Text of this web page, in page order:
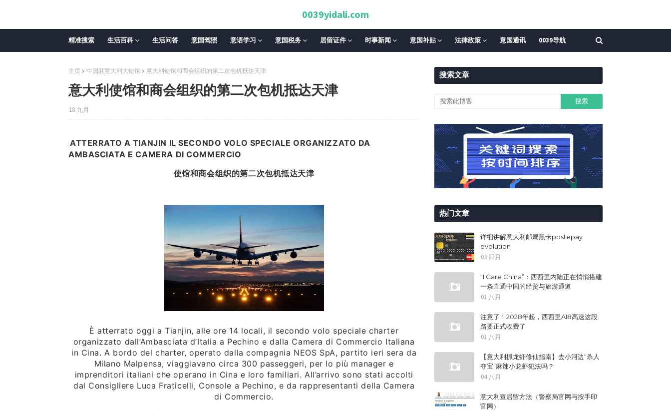
0039yidali.com
精准搜索 生活百科 生活问答 意国驾照 意语学习 意国税务 居留证件 时事新闻 意国补贴 法律政策 意国通讯 0039导航
主页 中国驻意大利大使馆 意大利使馆和商会组织的第二次包机抵达天津
意大利使馆和商会组织的第二次包机抵达天津
18 九月
ATTERRATO A TIANJIN IL SECONDO VOLO SPECIALE ORGANIZZATO DA
AMBASCIATA E CAMERA DI COMMERCIO
使馆和商会组织的第二次包机抵达天津
È atterrato oggi a Tianjin, alle ore 14 locali, il secondo volo speciale charter
organizzato dall’Ambasciata d’Italia a Pechino e dalla Camera di Commercio Italiana
in Cina. A bordo del charter, operato dalla compagnia NEOS SpA, partito ieri sera da
Milano Malpensa, viaggiavano circa 300 passeggeri, per lo più manager e
imprenditori italiani che operano in Cina e loro familiari. All’arrivo sono stati accolti
dal Consigliere Luca Fraticelli, Console a Pechino, e da rappresentanti della Camera
di Commercio.
搜索文章
热门文章
详细讲解意大利邮局黑卡postepay
evolution
03 四月
“I Care China”：西西里内陆正在悄悄搭建
一条直通中国的经贸与旅游通道
01 八月
注意了！2028年起，西西里A18高速这段
路要正式收费了
01 八月
【意大利抓龙虾修仙指南】去小河边“杀人
夺宝”麻辣小龙虾犯法吗？
04 八月
意大利查居留方法（警察局官网与按手印
官网）